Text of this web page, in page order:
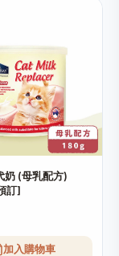
奶 (母乳配方)
訂]
加入購物車